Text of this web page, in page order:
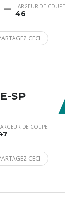
LARGEUR DE COUPE
46
CECI
SP
DE COUPE
CECI